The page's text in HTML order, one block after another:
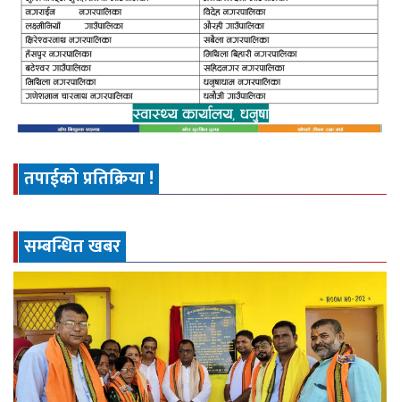
तपाईको प्रतिक्रिया !
सम्बन्धित खबर